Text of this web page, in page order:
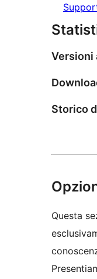
Versioni
Storico
Questa